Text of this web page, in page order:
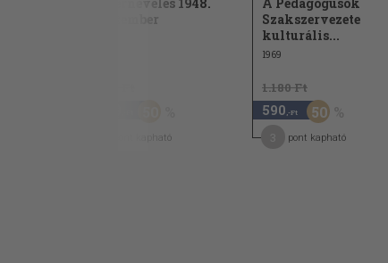
Embernevelés 1948.
szeptember
pont kapható
A Pedagógusok
Szakszervezete
kulturális...
1969
1.180 Ft
590 ,-Ft 50
pont kapható